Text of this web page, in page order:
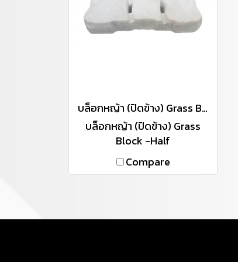
บล็อกหญ้า (ปิดข้าง) Grass Block -Half
บล็อกหญ้า (ปิดข้าง) Grass
Block -Half
Compare